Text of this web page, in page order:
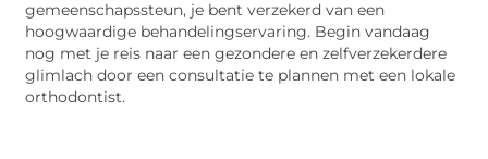
gemeenschapssteun, je bent verzekerd van een
hoogwaardige behandelingservaring. Begin vandaag
nog met je reis naar een gezondere en zelfverzekerdere
glimlach door een consultatie te plannen met een lokale
orthodontist.